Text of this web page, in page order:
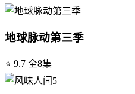
地球脉动第三季
⭐ 9.7 全8集